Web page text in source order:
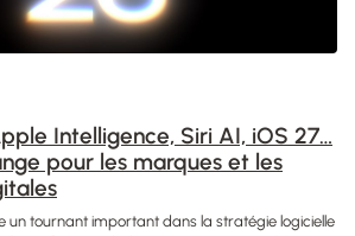
Intelligence, Siri AI, iOS 27…
pour les marques et les
un tournant important dans la stratégie logicielle